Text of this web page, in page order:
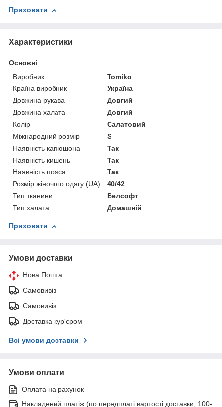
Приховати
Характеристики
Основні
Виробник
Tomiko
Країна виробник
Україна
Довжина рукава
Довгий
Довжина халата
Довгий
Колір
Салатовий
Міжнародний розмір
S
Наявність капюшона
Так
Наявність кишень
Так
Наявність пояса
Так
Розмір жіночого одягу (UA)
40/42
Тип тканини
Велсофт
Тип халата
Домашній
Приховати
Умови доставки
Нова Пошта
Самовивіз
Самовивіз
Доставка кур'єром
Всі умови доставки
Умови оплати
Оплата на рахунок
Накладений платіж (по передплаті вартості доставки, 100-